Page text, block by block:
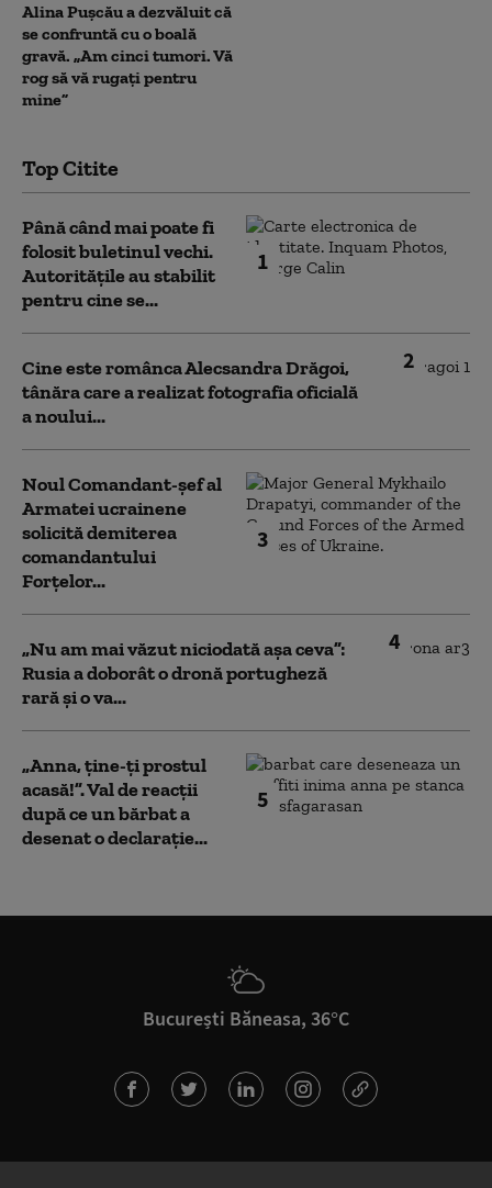
Alina Pușcău a dezvăluit că
se confruntă cu o boală
gravă. „Am cinci tumori. Vă
rog să vă rugați pentru
mine”
Top Citite
1
Până când mai poate fi
folosit buletinul vechi.
Autoritățile au stabilit
pentru cine se...
2
Cine este românca Alecsandra Drăgoi,
tânăra care a realizat fotografia oficială
a noului...
3
Noul Comandant-șef al
Armatei ucrainene
solicită demiterea
comandantului
Forțelor...
4
„Nu am mai văzut niciodată așa ceva”:
Rusia a doborât o dronă portugheză
rară și o va...
5
„Anna, ţine-ţi prostul
acasă!”. Val de reacții
după ce un bărbat a
desenat o declarație...
București Băneasa, 36°C